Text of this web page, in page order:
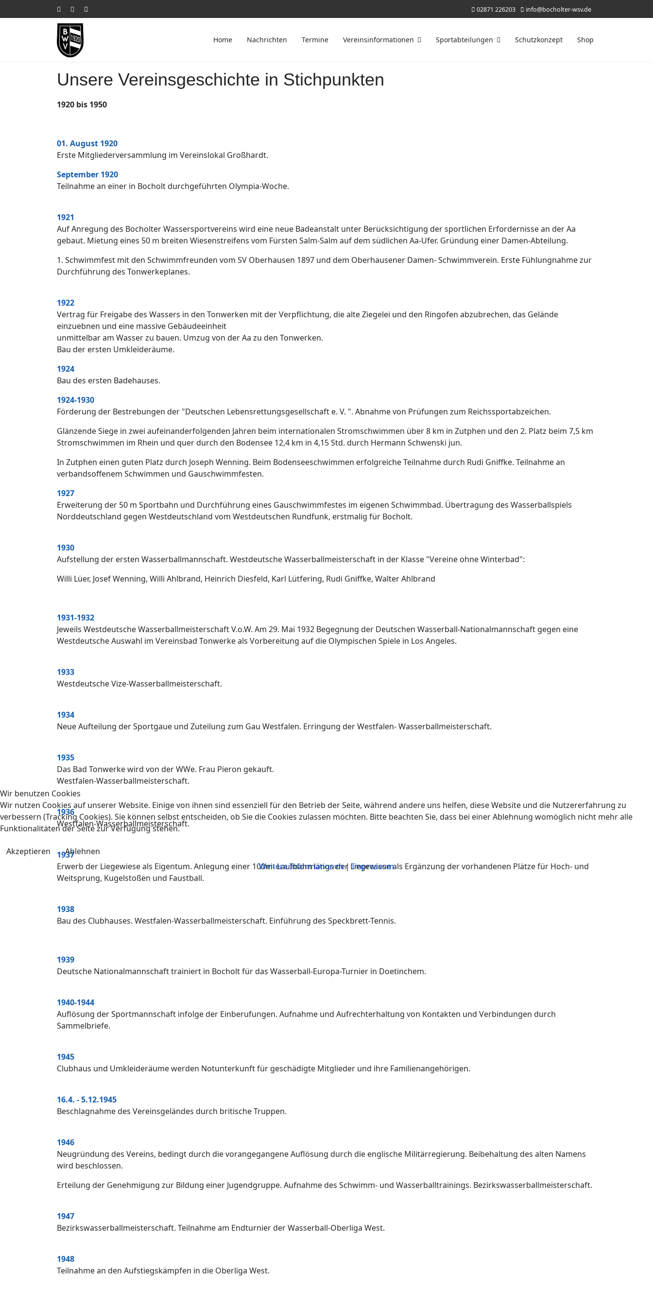
02871 226203 info@bocholter-wsv.de
Home Nachrichten Termine Vereinsinformationen Sportabteilungen Schutzkonzept Shop
Unsere Vereinsgeschichte in Stichpunkten
1920 bis 1950
01. August 1920
Erste Mitgliederversammlung im Vereinslokal Großhardt.
September 1920
Teilnahme an einer in Bocholt durchgeführten Olympia-Woche.
1921
Auf Anregung des Bocholter Wassersportvereins wird eine neue Badeanstalt unter Berücksichtigung der sportlichen Erfordernisse an der Aa
gebaut. Mietung eines 50 m breiten Wiesenstreifens vom Fürsten Salm-Salm auf dem südlichen Aa-Ufer. Gründung einer Damen-Abteilung.
1. Schwimmfest mit den Schwimmfreunden vom SV Oberhausen 1897 und dem Oberhausener Damen- Schwimmverein. Erste Fühlungnahme zur
Durchführung des Tonwerkeplanes.
1922
Vertrag für Freigabe des Wassers in den Tonwerken mit der Verpflichtung, die alte Ziegelei und den Ringofen abzubrechen, das Gelände
einzuebnen und eine massive Gebäudeeinheit
unmittelbar am Wasser zu bauen. Umzug von der Aa zu den Tonwerken.
Bau der ersten Umkleideräume.
1924
Bau des ersten Badehauses.
1924-1930
Förderung der Bestrebungen der "Deutschen Lebensrettungsgesellschaft e. V. ". Abnahme von Prüfungen zum Reichssportabzeichen.
Glänzende Siege in zwei aufeinanderfolgenden Jahren beim internationalen Stromschwimmen über 8 km in Zutphen und den 2. Platz beim 7,5 km
Stromschwimmen im Rhein und quer durch den Bodensee 12,4 km in 4,15 Std. durch Hermann Schwenski jun.
In Zutphen einen guten Platz durch Joseph Wenning. Beim Bodenseeschwimmen erfolgreiche Teilnahme durch Rudi Gniffke. Teilnahme an
verbandsoffenem Schwimmen und Gauschwimmfesten.
1927
Erweiterung der 50 m Sportbahn und Durchführung eines Gauschwimmfestes im eigenen Schwimmbad. Übertragung des Wasserballspiels
Norddeutschland gegen Westdeutschland vom Westdeutschen Rundfunk, erstmalig für Bocholt.
1930
Aufstellung der ersten Wasserballmannschaft. Westdeutsche Wasserballmeisterschaft in der Klasse "Vereine ohne Winterbad":
Willi Lüer, Josef Wenning, Willi Ahlbrand, Heinrich Diesfeld, Karl Lütfering, Rudi Gniffke, Walter Ahlbrand
1931-1932
Jeweils Westdeutsche Wasserballmeisterschaft V.o.W. Am 29. Mai 1932 Begegnung der Deutschen Wasserball-Nationalmannschaft gegen eine
Westdeutsche Auswahl im Vereinsbad Tonwerke als Vorbereitung auf die Olympischen Spiele in Los Angeles.
1933
Westdeutsche Vize-Wasserballmeisterschaft.
1934
Neue Aufteilung der Sportgaue und Zuteilung zum Gau Westfalen. Erringung der Westfalen- Wasserballmeisterschaft.
1935
Das Bad Tonwerke wird von der WWe. Frau Pieron gekauft.
Westfalen-Wasserballmeisterschaft.
1936
Westfalen-Wasserballmeisterschaft.
1937
Erwerb der Liegewiese als Eigentum. Anlegung einer 100m- Laufbahn längs der Liegewiese als Ergänzung der vorhandenen Plätze für Hoch- und
Weitsprung, Kugelstoßen und Faustball.
1938
Bau des Clubhauses. Westfalen-Wasserballmeisterschaft. Einführung des Speckbrett-Tennis.
1939
Deutsche Nationalmannschaft trainiert in Bocholt für das Wasserball-Europa-Turnier in Doetinchem.
1940-1944
Auflösung der Sportmannschaft infolge der Einberufungen. Aufnahme und Aufrechterhaltung von Kontakten und Verbindungen durch
Sammelbriefe.
1945
Clubhaus und Umkleideräume werden Notunterkunft für geschädigte Mitglieder und ihre Familienangehörigen.
16.4. - 5.12.1945
Beschlagnahme des Vereinsgeländes durch britische Truppen.
1946
Neugründung des Vereins, bedingt durch die vorangegangene Auflösung durch die englische Militärregierung. Beibehaltung des alten Namens
wird beschlossen.
Erteilung der Genehmigung zur Bildung einer Jugendgruppe. Aufnahme des Schwimm- und Wasserballtrainings. Bezirkswasserballmeisterschaft.
1947
Bezirkswasserballmeisterschaft. Teilnahme am Endturnier der Wasserball-Oberliga West.
1948
Teilnahme an den Aufstiegskämpfen in die Oberliga West.
Wir benutzen Cookies
Wir nutzen Cookies auf unserer Website. Einige von ihnen sind essenziell für den Betrieb der Seite, während andere uns helfen, diese Website und die Nutzererfahrung zu
verbessern (Tracking Cookies). Sie können selbst entscheiden, ob Sie die Cookies zulassen möchten. Bitte beachten Sie, dass bei einer Ablehnung womöglich nicht mehr alle
Funktionalitäten der Seite zur Verfügung stehen.
Akzeptieren
Ablehnen
Weitere Informationen|Impressum